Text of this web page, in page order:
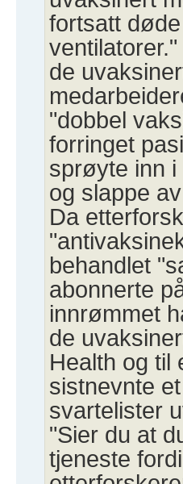
fortsatt
de
"dobbel
forringet
sprøyte inn
og slappe
Da
behandlet
abonnerte
innrømmet
de
Health og til
sistnevnte
svartelister
"Sier du at
tjeneste